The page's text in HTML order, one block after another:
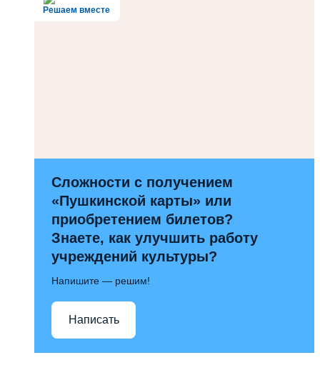
Решаем вместе
Сложности с получением
«Пушкинской карты» или
приобретением билетов?
Знаете, как улучшить работу
учреждений культуры?
Напишите — решим!
Написать